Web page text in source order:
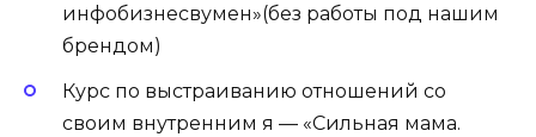
инфобизнесвумен»(без работы под нашим
брендом)
Курс по выстраиванию отношений со
своим внутренним я — «Сильная мама.